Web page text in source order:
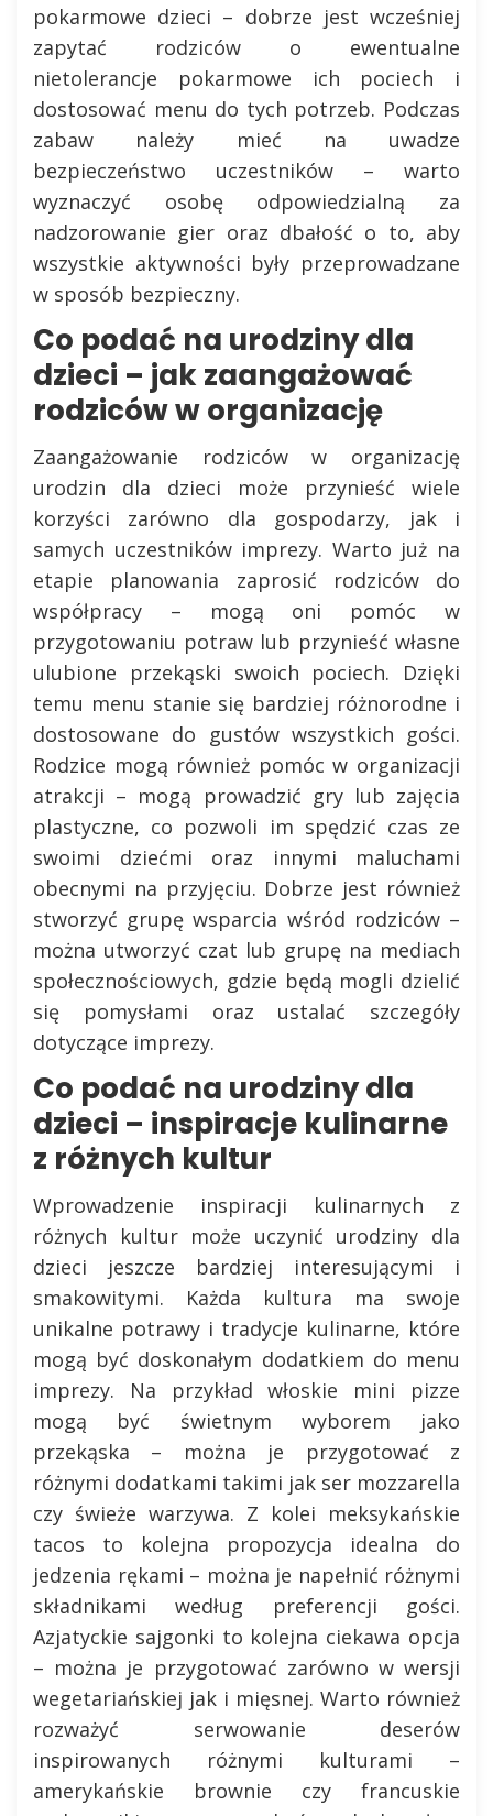
pokarmowe dzieci – dobrze jest wcześniej
zapytać rodziców o ewentualne
nietolerancje pokarmowe ich pociech i
dostosować menu do tych potrzeb. Podczas
zabaw należy mieć na uwadze
bezpieczeństwo uczestników – warto
wyznaczyć osobę odpowiedzialną za
nadzorowanie gier oraz dbałość o to, aby
wszystkie aktywności były przeprowadzane
w sposób bezpieczny.
Co podać na urodziny dla
dzieci – jak zaangażować
rodziców w organizację
Zaangażowanie rodziców w organizację
urodzin dla dzieci może przynieść wiele
korzyści zarówno dla gospodarzy, jak i
samych uczestników imprezy. Warto już na
etapie planowania zaprosić rodziców do
współpracy – mogą oni pomóc w
przygotowaniu potraw lub przynieść własne
ulubione przekąski swoich pociech. Dzięki
temu menu stanie się bardziej różnorodne i
dostosowane do gustów wszystkich gości.
Rodzice mogą również pomóc w organizacji
atrakcji – mogą prowadzić gry lub zajęcia
plastyczne, co pozwoli im spędzić czas ze
swoimi dziećmi oraz innymi maluchami
obecnymi na przyjęciu. Dobrze jest również
stworzyć grupę wsparcia wśród rodziców –
można utworzyć czat lub grupę na mediach
społecznościowych, gdzie będą mogli dzielić
się pomysłami oraz ustalać szczegóły
dotyczące imprezy.
Co podać na urodziny dla
dzieci – inspiracje kulinarne
z różnych kultur
Wprowadzenie inspiracji kulinarnych z
różnych kultur może uczynić urodziny dla
dzieci jeszcze bardziej interesującymi i
smakowitymi. Każda kultura ma swoje
unikalne potrawy i tradycje kulinarne, które
mogą być doskonałym dodatkiem do menu
imprezy. Na przykład włoskie mini pizze
mogą być świetnym wyborem jako
przekąska – można je przygotować z
różnymi dodatkami takimi jak ser mozzarella
czy świeże warzywa. Z kolei meksykańskie
tacos to kolejna propozycja idealna do
jedzenia rękami – można je napełnić różnymi
składnikami według preferencji gości.
Azjatyckie sajgonki to kolejna ciekawa opcja
– można je przygotować zarówno w wersji
wegetariańskiej jak i mięsnej. Warto również
rozważyć serwowanie deserów
inspirowanych różnymi kulturami –
amerykańskie brownie czy francuskie